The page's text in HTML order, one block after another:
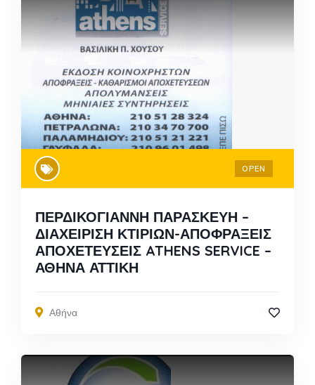
OPEN
ΠΕΡΔΙΚΟΓΙΑΝΝΗ ΠΑΡΑΣΚΕΥΗ –
ΔΙΑΧΕΙΡΙΣΗ ΚΤΙΡΙΩΝ-ΑΠΟΦΡΑΞΕΙΣ
ΑΠΟΧΕΤΕΥΣΕΙΣ ATHENS SERVICE –
ΑΘΗΝΑ ΑΤΤΙΚΗ
Αθήνα